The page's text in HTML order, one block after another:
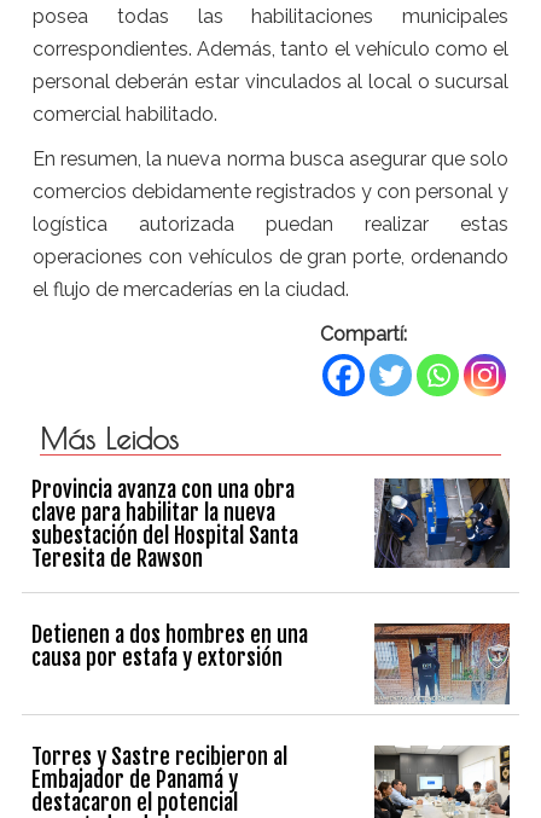
posea todas las habilitaciones municipales
correspondientes. Además, tanto el vehículo como el
personal deberán estar vinculados al local o sucursal
comercial habilitado.
En resumen, la nueva norma busca asegurar que solo
comercios debidamente registrados y con personal y
logística autorizada puedan realizar estas
operaciones con vehículos de gran porte, ordenando
el flujo de mercaderías en la ciudad.
Compartí:
Más Leidos
Provincia avanza con una obra
clave para habilitar la nueva
subestación del Hospital Santa
Teresita de Rawson
Detienen a dos hombres en una
causa por estafa y extorsión
Torres y Sastre recibieron al
Embajador de Panamá y
destacaron el potencial